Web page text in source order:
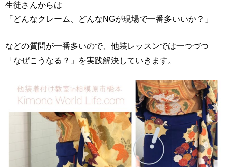
生徒さんからは
「どんなクレーム、どんなNGが現場で一番多いいか？」
などの質問が一番多いので、他装レッスンでは一つづつ
「なぜこうなる？」を実践解決していきます。